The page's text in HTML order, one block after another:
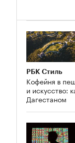
РБК Стиль
Кофейня в
и искусство:
Дагестаном